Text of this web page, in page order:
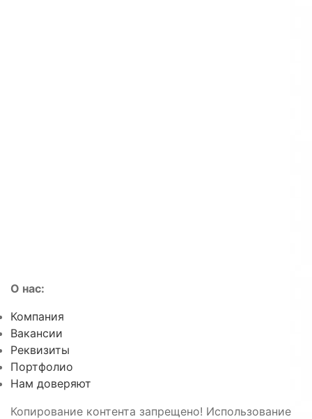
О нас:
Компания
Вакансии
Реквизиты
Портфолио
Нам доверяют
Копирование контента запрещено! Использование